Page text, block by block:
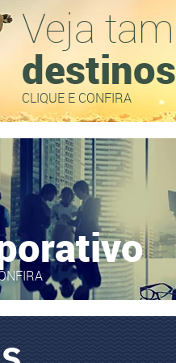
Veja
CLIQUE E CONFIRA